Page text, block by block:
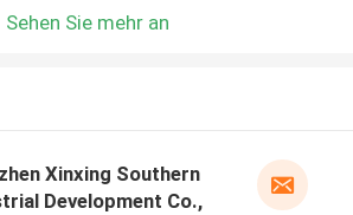
Sehen Sie mehr an
Xinxing Southern
Development Co.,